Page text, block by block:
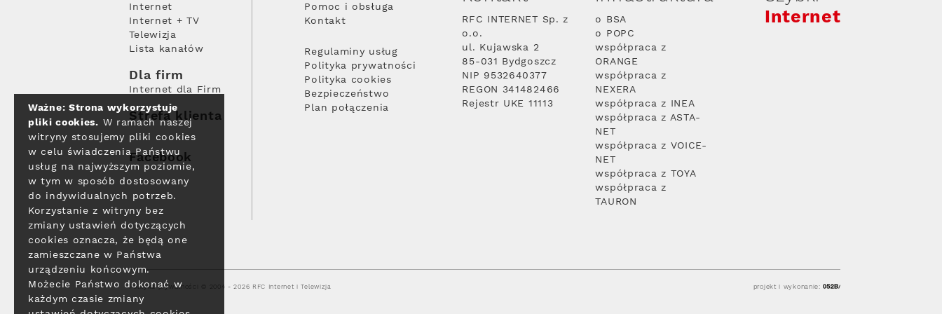
Internet
Internet + TV
Telewizja
Lista kanałów
Dla firm
Internet dla Firm
Strefa klienta
Facebook
Pomoc i obsługa
Kontakt
Regulaminy usług
Polityka prywatności
Polityka cookies
Bezpieczeństwo
Plan połączenia
RFC INTERNET Sp. z
o.o.
ul. Kujawska 2
85-031 Bydgoszcz
NIP 9532640377
REGON 341482466
Rejestr UKE 11113
o BSA
o POPC
współpraca z
ORANGE
współpraca z
NEXERA
współpraca z INEA
współpraca z ASTA-
NET
współpraca z VOICE-
NET
współpraca z TOYA
współpraca z
TAURON
Internet
Polityka prywatności © 2004 - 2026 RFC Internet i Telewizja projekt i wykonanie:
Ważne: Strona wykorzystuje
pliki cookies. W ramach naszej
witryny stosujemy pliki cookies
w celu świadczenia Państwu
usług na najwyższym poziomie,
w tym w sposób dostosowany
do indywidualnych potrzeb.
Korzystanie z witryny bez
zmiany ustawień dotyczących
cookies oznacza, że będą one
zamieszczane w Państwa
urządzeniu końcowym.
Możecie Państwo dokonać w
każdym czasie zmiany